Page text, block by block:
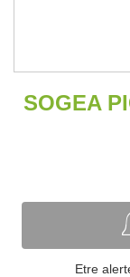
SOGEA
Etre